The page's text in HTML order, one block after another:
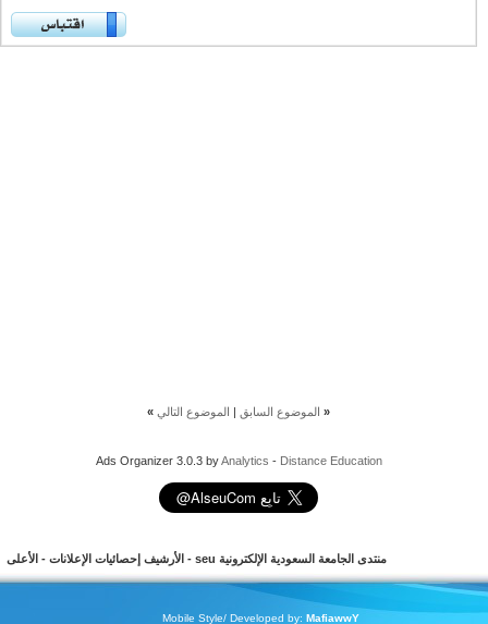
الموضوع السابق| الموضوع التالي »
Ads Organizer 3.0.3 byAnalytics -Distance Education
منتدى الجامعة السعودية الإلكترونية seu - الأرشيف إحصائيات الإعلانات- الأعلى
Mobile Style/ Developed by:MafiawwY